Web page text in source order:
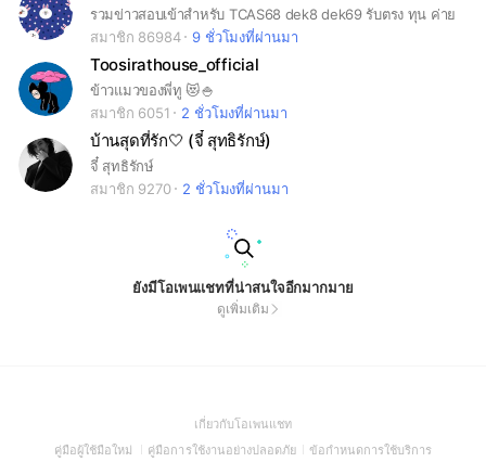
รวมข่าวสอบเข้าสำหรับ TCAS68 dek8 dek69 รับตรง ทุน ค่าย
สมาชิก 86984
9 ชั่วโมงที่ผ่านมา
Toosirathouse_official
ข้าวแมวของพี่ทู 😻🍚
สมาชิก 6051
2 ชั่วโมงที่ผ่านมา
บ้านสุดที่รัก🤍 (จี๋ สุทธิรักษ์)
จี๋ สุทธิรักษ์
สมาชิก 9270
2 ชั่วโมงที่ผ่านมา
ยังมีโอเพนแชทที่น่าสนใจอีกมากมาย
ดูเพิ่มเติม
เกี่ยวกับโอเพนแชท(Open
in
คู่มือผู้ใช้มือใหม่
(Open
คู่มือการใช้งานอย่างปลอดภัย(Open
ข้อกำหนดการใช้บริการ(Open